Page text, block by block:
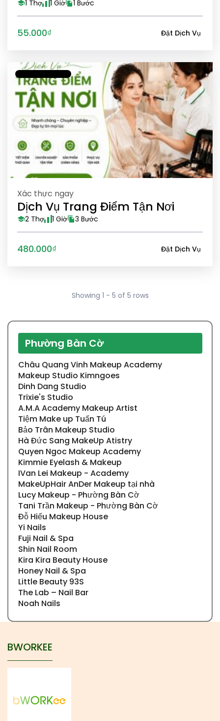
1 Thợ 1 Giờ 1 Bước
55.000₫ Đặt Dịch Vụ
Xác thực ngay
Dịch Vụ Trang Điểm Tận Nơi
2 Thợ 1 Giờ 3 Bước
480.000₫ Đặt Dịch Vụ
Showing 1 - 5 of 5 rows
Phường Bàn Cờ
Châu Quang Vinh Makeup Academy
Makeup Studio Kimngoes
Dinh Dang Studio
Trixie's Studio
A.M.A Academy Makeup Artist
Tiệm Make up Tuấn Tú
Bảo Trân Makeup Studio
Hà Đức Sang MakeUp Atistry
Quyen Ngoc Makeup Academy
Kimmie Eyelash & Makeup
IVan Lei Makeup - Academy
MakeUpHair AnDer Makeup tại nhà
Lucy Makeup - Phường Bàn Cờ
Tani Trần Makeup - Phường Bàn Cờ
Đỗ Hiếu Makeup House
Yi Nails
Fuji Nail & Spa
Shin Nail Room
Kira Kira Beauty House
Honey Nail & Spa
Little Beauty 93S
The Lab – Nail Bar
Noah Nails
BWORKEE